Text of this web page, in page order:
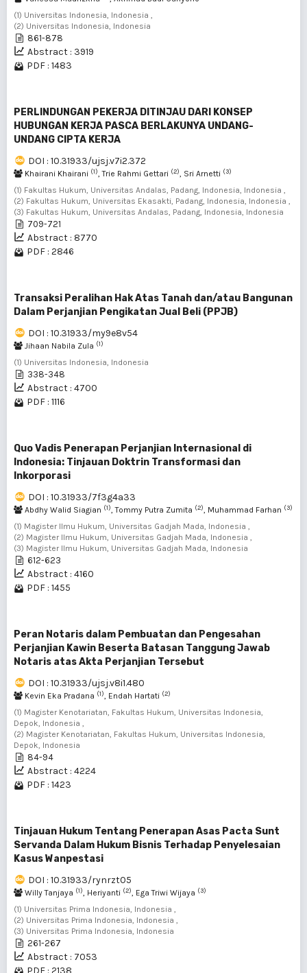
(1) Universitas Indonesia, Indonesia ,
(2) Universitas Indonesia, Indonesia
861-878
Abstract : 3919
PDF : 1483
PERLINDUNGAN PEKERJA DITINJAU DARI KONSEP
HUBUNGAN KERJA PASCA BERLAKUNYA UNDANG-
UNDANG CIPTA KERJA
DOI : 10.31933/ujsj.v7i2.372
Khairani Khairani (1), Trie Rahmi Gettari (2), Sri Arnetti (3)
(1) Fakultas Hukum, Universitas Andalas, Padang, Indonesia, Indonesia ,
(2) Fakultas Hukum, Universitas Ekasakti, Padang, Indonesia, Indonesia ,
(3) Fakultas Hukum, Universitas Andalas, Padang, Indonesia, Indonesia
709-721
Abstract : 8770
PDF : 2846
Transaksi Peralihan Hak Atas Tanah dan/atau Bangunan
Dalam Perjanjian Pengikatan Jual Beli (PPJB)
DOI : 10.31933/my9e8v54
Jihaan Nabila Zula (1)
(1) Universitas Indonesia, Indonesia
338-348
Abstract : 4700
PDF : 1116
Quo Vadis Penerapan Perjanjian Internasional di
Indonesia: Tinjauan Doktrin Transformasi dan
Inkorporasi
DOI : 10.31933/7f3g4a33
Abdhy Walid Siagian (1), Tommy Putra Zumita (2), Muhammad Farhan (3)
(1) Magister Ilmu Hukum, Universitas Gadjah Mada, Indonesia ,
(2) Magister Ilmu Hukum, Universitas Gadjah Mada, Indonesia ,
(3) Magister Ilmu Hukum, Universitas Gadjah Mada, Indonesia
612-623
Abstract : 4160
PDF : 1455
Peran Notaris dalam Pembuatan dan Pengesahan
Perjanjian Kawin Beserta Batasan Tanggung Jawab
Notaris atas Akta Perjanjian Tersebut
DOI : 10.31933/ujsj.v8i1.480
Kevin Eka Pradana (1), Endah Hartati (2)
(1) Magister Kenotariatan, Fakultas Hukum, Universitas Indonesia,
Depok, Indonesia ,
(2) Magister Kenotariatan, Fakultas Hukum, Universitas Indonesia,
Depok, Indonesia
84-94
Abstract : 4224
PDF : 1423
Tinjauan Hukum Tentang Penerapan Asas Pacta Sunt
Servanda Dalam Hukum Bisnis Terhadap Penyelesaian
Kasus Wanpestasi
DOI : 10.31933/rynrzt05
Willy Tanjaya (1), Heriyanti (2), Ega Triwi Wijaya (3)
(1) Universitas Prima Indonesia, Indonesia ,
(2) Universitas Prima Indonesia, Indonesia ,
(3) Universitas Prima Indonesia, Indonesia
261-267
Abstract : 7053
PDF : 2138